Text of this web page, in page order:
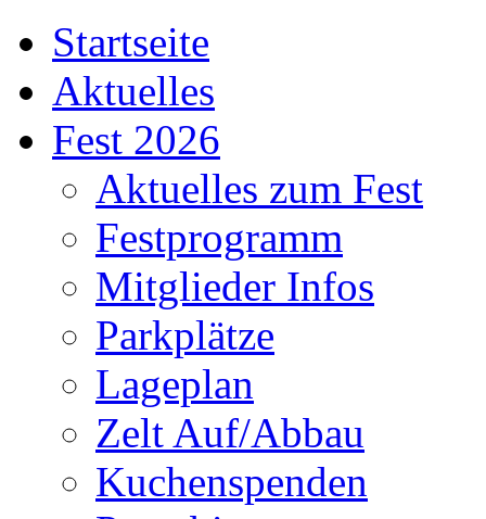
Startseite
Aktuelles
Fest 2026
Aktuelles zum Fest
Festprogramm
Mitglieder Infos
Parkplätze
Lageplan
Zelt Auf/Abbau
Kuchenspenden